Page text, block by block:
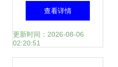
体系在软件研发管
理中的深度实践与
查看详情
更新时间：2026-08-06
02:20:51